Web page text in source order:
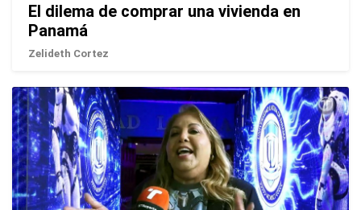
El dilema de comprar una vivienda en
Panamá
Zelideth Cortez